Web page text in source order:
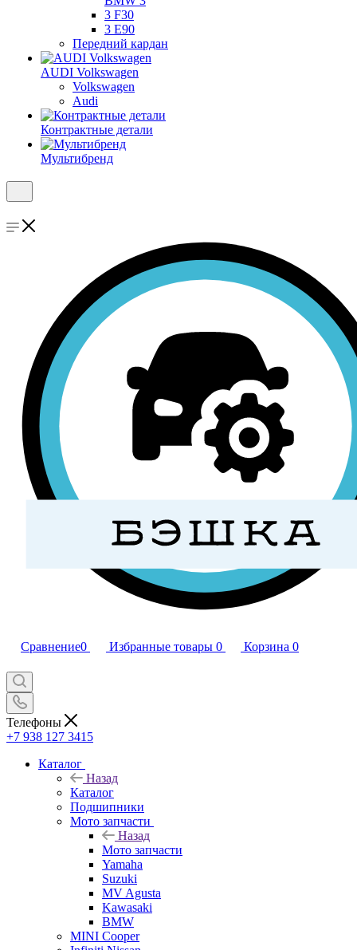
3 F30
3 E90
Передний кардан
AUDI Volkswagen
Volkswagen
Audi
Контрактные детали
Мультибренд
Сравнение0 Избранные товары 0 Корзина 0
Телефоны
+7 938 127 3415
Каталог
Назад
Каталог
Подшипники
Мото запчасти
Назад
Мото запчасти
Yamaha
Suzuki
MV Agusta
Kawasaki
BMW
MINI Cooper